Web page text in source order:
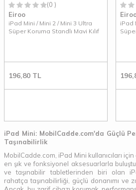
(0 )
Eiroo
iPad Mini / Mini 2 / Mini 3 Ultra
Süper Koruma Standlı Mavi Kılıf
196,80 TL
iPad
iPad Mini: MobilCadde.com'da Güçlü
Taşınabilirlik
MobilCadde.com, iPad Mini kullanıcıları
en şık ve fonksiyonel aksesuarlarla
ve taşınabilir tabletlerinden biri olan
rahatça taşınabilirliği, güçlü donanımı ve